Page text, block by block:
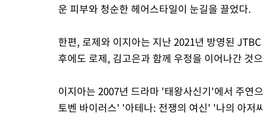
운 피부와 청순한 헤어스타일이 눈길을 끌었다.
한편, 로제와 이지아는 지난 2021년 방영된
후에도 로제, 김고은과 함께 우정을 이어나간 것
이지아는 2007년 드라마 '태왕사신기'에서 주연
토벤 바이러스' '아테나: 전쟁의 여신' '나의 아저